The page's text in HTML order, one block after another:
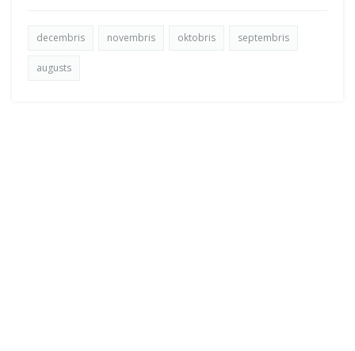
decembris novembris oktobris septembris
augusts